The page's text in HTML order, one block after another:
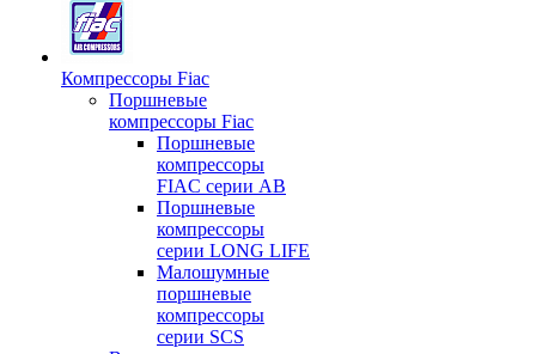
Компрессоры Fiac
Поршневые
компрессоры Fiac
Поршневые
компрессоры
FIAC серии AB
Поршневые
компрессоры
серии LONG LIFE
Малошумные
поршневые
компрессоры
серии SCS